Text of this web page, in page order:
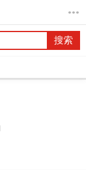
搜索